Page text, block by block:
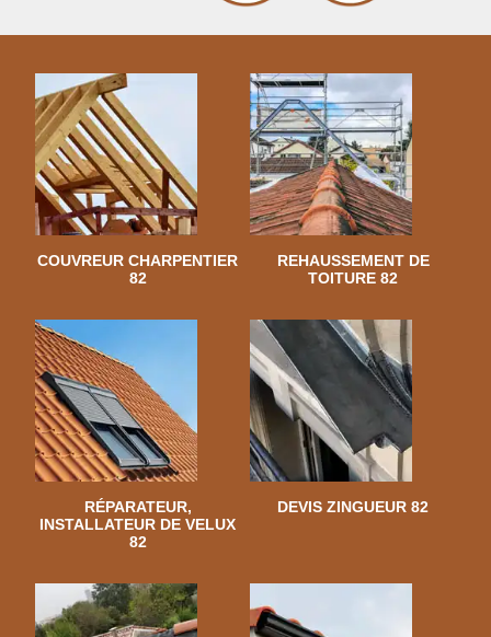
COUVREUR CHARPENTIER
82
REHAUSSEMENT DE
TOITURE 82
RÉPARATEUR,
INSTALLATEUR DE VELUX
82
DEVIS ZINGUEUR 82